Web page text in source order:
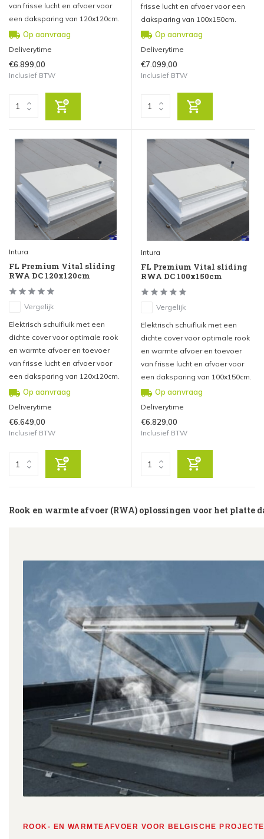
van frisse lucht en afvoer voor
een daksparing van 120x120cm.
Op aanvraag
Deliverytime
€6.899,00
Inclusief BTW
frisse lucht en afvoer voor een
daksparing van 100x150cm.
Op aanvraag
Deliverytime
€7.099,00
Inclusief BTW
Intura
FL Premium Vital sliding
RWA DC 120x120cm
Vergelijk
Elektrisch schuifluik met een
dichte cover voor optimale rook
en warmte afvoer en toevoer
van frisse lucht en afvoer voor
een daksparing van 120x120cm.
Op aanvraag
Deliverytime
€6.649,00
Inclusief BTW
Intura
FL Premium Vital sliding
RWA DC 100x150cm
Vergelijk
Elektrisch schuifluik met een
dichte cover voor optimale rook
en warmte afvoer en toevoer
van frisse lucht en afvoer voor
een daksparing van 100x150cm.
Op aanvraag
Deliverytime
€6.829,00
Inclusief BTW
Rook en warmte afvoer (RWA) oplossingen voor het platte
ROOK- EN WARMTEAFVOER VOOR BELGISCHE